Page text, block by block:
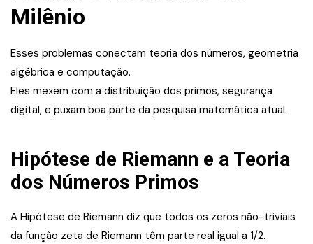
Milênio
Esses problemas conectam teoria dos números, geometria
algébrica e computação.
Eles mexem com a distribuição dos primos, segurança
digital, e puxam boa parte da pesquisa matemática atual.
Hipótese de Riemann e a Teoria
dos Números Primos
A Hipótese de Riemann diz que todos os zeros não-triviais
da função zeta de Riemann têm parte real igual a 1/2.